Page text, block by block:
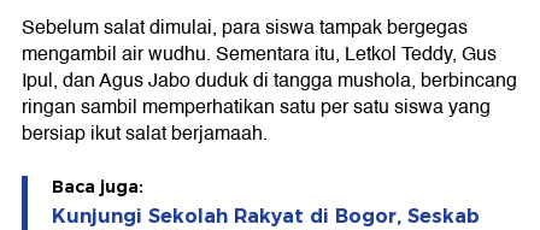
Sebelum salat dimulai, para siswa tampak bergegas
mengambil air wudhu. Sementara itu, Letkol Teddy, Gus
Ipul, dan Agus Jabo duduk di tangga mushola, berbincang
ringan sambil memperhatikan satu per satu siswa yang
bersiap ikut salat berjamaah.
Baca juga:
Kunjungi Sekolah Rakyat di Bogor, Seskab